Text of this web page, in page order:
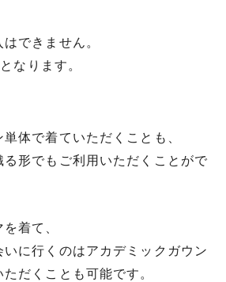
できません。
なります。
体で着ていただくことも、
形でもご利用いただくことがで
着て、
に行くのはアカデミックガウン
だくことも可能です。